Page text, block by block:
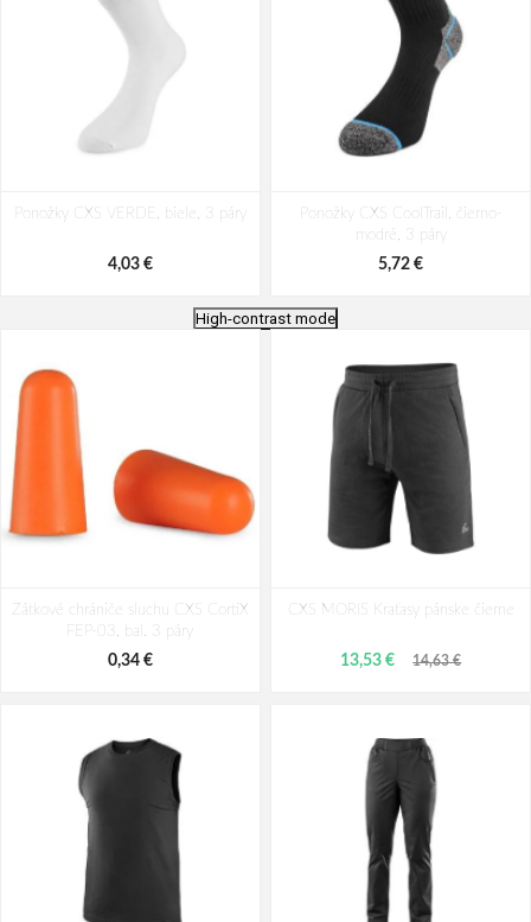
Ponožky CXS VERDE, biele, 3 páry
4,03 €
Ponožky CXS CoolTrail, čierno-
modré, 3 páry
5,72 €
3,35 €
High-contrast mode
Zátkové chrániče sluchu CXS CortiX
FEP-03, bal. 3 páry
0,34 €
CXS MORIS Kraťasy pánske čierne
13,53 € 14,63 €